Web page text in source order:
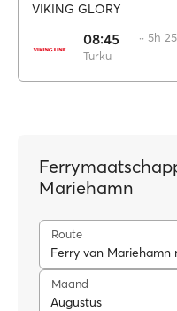
VIKING GLORY
08:45
Turku
·· 5h
Mariehamn
Route
Ferry van Mariehamn
Maand
Augustus